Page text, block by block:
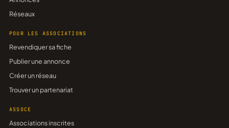
Réseaux
POUR LES ASSOCIATIONS
Revendiquer sa fiche
Publier une annonce
Créer un réseau
Trouver un partenariat
ASSOCE
Associations inscrites